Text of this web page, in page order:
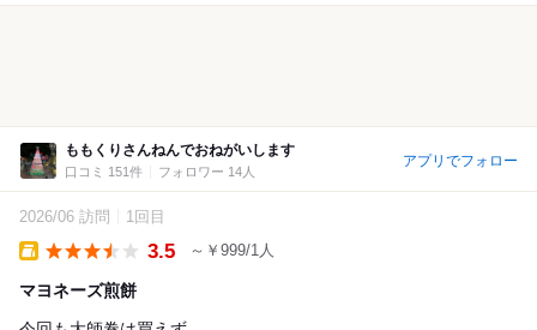
ももくりさんねんでおねがいします
口コミ 151件 フォロワー 14人
アプリでフォロー
2026/06 訪問 1回目
3.5 ～￥999/1人
マヨネーズ煎餅